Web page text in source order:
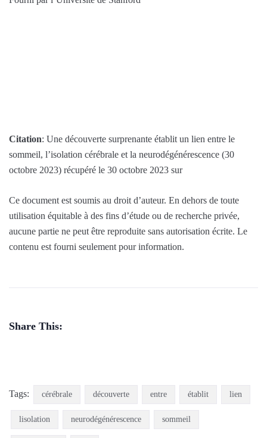
Citation: Une découverte surprenante établit un lien entre le
sommeil, l’isolation cérébrale et la neurodégénérescence (30
octobre 2023) récupéré le 30 octobre 2023 sur
Ce document est soumis au droit d’auteur. En dehors de toute
utilisation équitable à des fins d’étude ou de recherche privée,
aucune partie ne peut être reproduite sans autorisation écrite. Le
contenu est fourni seulement pour information.
Share This:
Tags: cérébrale découverte entre établit lien
lisolation neurodégénérescence sommeil